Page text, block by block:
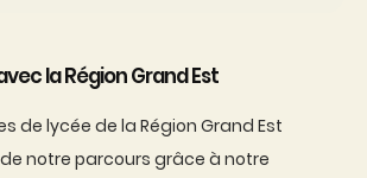
la Région Grand Est
de lycée de la Région Grand Est
notre parcours grâce à notre